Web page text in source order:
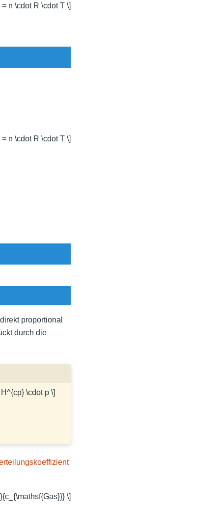
n \cdot R \cdot T \]
n \cdot R \cdot T \]
proportional
durch die
\cdot p \]
\]